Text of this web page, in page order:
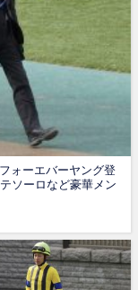
ォーエバーヤング登
ソーロなど豪華メン